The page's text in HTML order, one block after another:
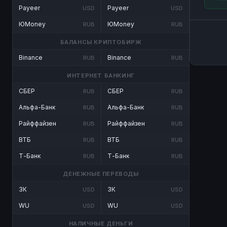
Payeer USD
ЮMoney RUB
Payeer USD
ЮMoney RUB
БАЛАНСЫ КРИПТОБИРЖ
Binance RUB Binance RUB
ИНТЕРНЕТ БАНКИНГ
СБЕР RUB
Альфа-Банк RUB
Райффайзен RUB
ВТБ RUB
Т-Банк RUB
СБЕР RUB
Альфа-Банк RUB
Райффайзен RUB
ВТБ RUB
Т-Банк RUB
ДЕНЕЖНЫЕ ПЕРЕВОДЫ
ЗК USD
WU USD
ЗК USD
WU USD
НАЛИЧНЫЕ ДЕНЬГИ